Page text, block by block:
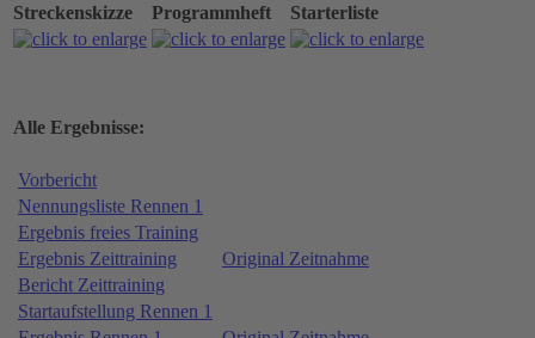
Streckenskizze Programmheft Starterliste
Alle Ergebnisse:
Vorbericht
Nennungsliste Rennen 1
Ergebnis freies Training
Ergebnis Zeittraining
Original Zeitnahme
Bericht Zeittraining
Startaufstellung Rennen 1